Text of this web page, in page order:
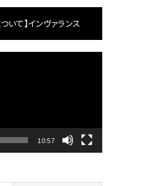
いて】インヴァランス
10:57